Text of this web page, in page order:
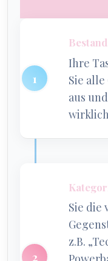
Ihre
Sie
aus
Sie die
z.B.